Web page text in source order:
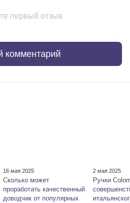
первый отзыв
комментарий
16 мая 2025
Сколько может
проработать качественный
доводчик от популярных
2 мая 2025
Ручки